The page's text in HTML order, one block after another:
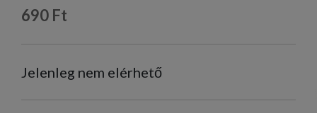
690 Ft
Jelenleg nem elérhető